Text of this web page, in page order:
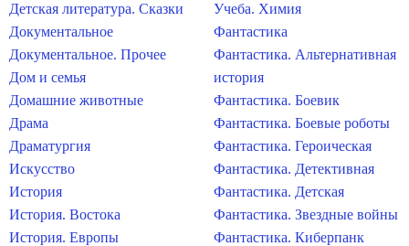
Детская литература. Сказки
Документальное
Документальное. Прочее
Дом и семья
Домашние животные
Драма
Драматургия
Искусство
История
История. Востока
История. Европы
Учеба. Химия
Фантастика
Фантастика. Альтернативная
история
Фантастика. Боевик
Фантастика. Боевые роботы
Фантастика. Героическая
Фантастика. Детективная
Фантастика. Детская
Фантастика. Звездные войны
Фантастика. Киберпанк